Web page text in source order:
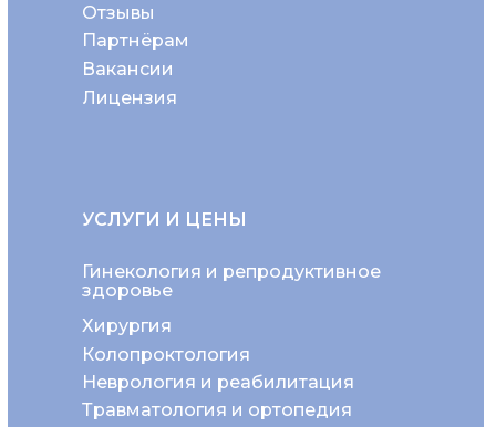
Отзывы
Партнёрам
Вакансии
Лицензия
Неврология и реабилитация
Колопроктология
Хирургия
Гинекология и репродуктивное
здоровье
Травматология и ортопедия
УСЛУГИ И ЦЕНЫ